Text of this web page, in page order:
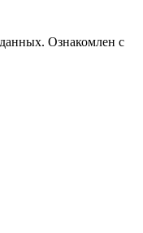
Ознакомлен с